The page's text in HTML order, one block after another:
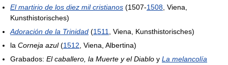
El martirio de los diez mil cristianos (1507-1508, Viena,
Kunsthistorisches)
Adoración de la Trinidad (1511, Viena, Kunsthistorisches)
la Corneja azul(1512, Viena, Albertina)
Grabados: El caballero, la Muerte y el Diablo y La melancolía